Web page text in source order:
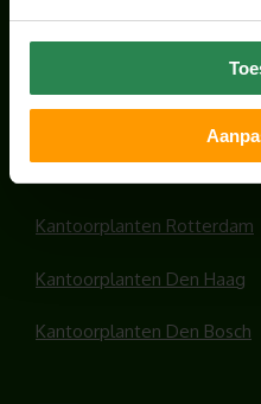
Office plants
Kantoorplanten Rotterdam
Kantoorplanten Den Haag
Kantoorplanten Den Bosch